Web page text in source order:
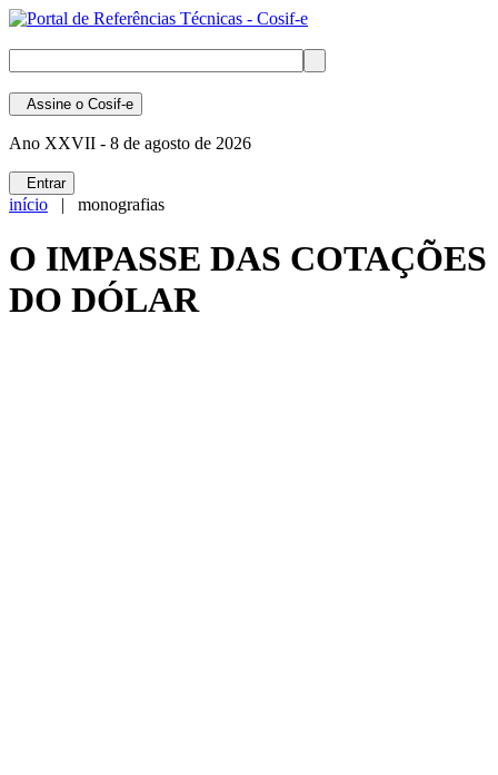
Assine o Cosif-e
Ano XXVII - 8 de agosto de 2026
Entrar
início | monografias
O IMPASSE DAS COTAÇÕES
DO DÓLAR